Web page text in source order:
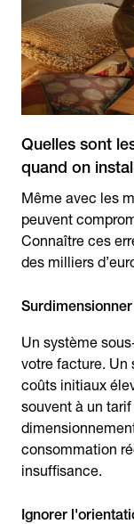
Quelles sont
quand on
Même avec les
peuvent
Connaître ces
des milliers
Un système
votre facture. Un
coûts initiaux
souvent à un
consommation
insuffisance.
Ignorer